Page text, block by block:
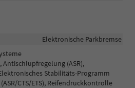
Elektronische Parkbremse
(ASR),
Stabilitäts-Programm
CTS/ETS), Reifendruckkontrolle